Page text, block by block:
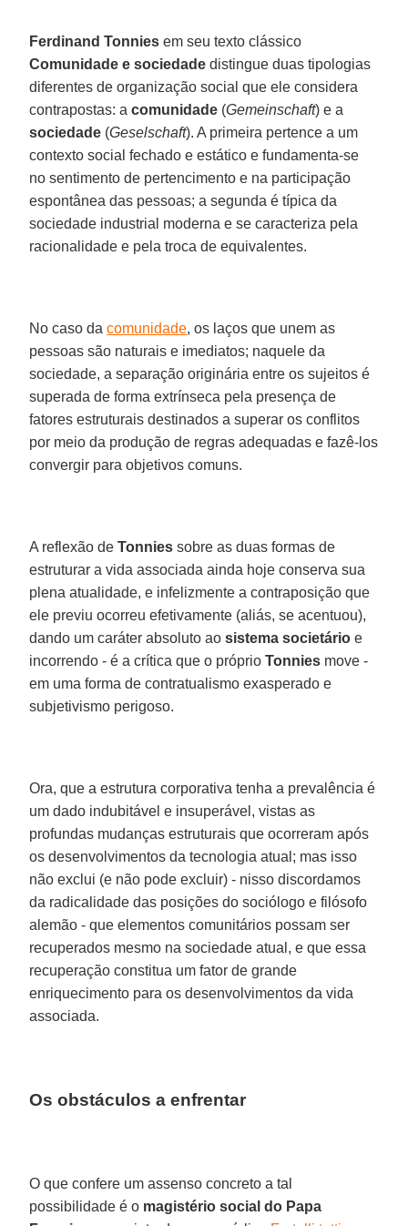
Ferdinand Tonnies em seu texto clássico
Comunidade e sociedade distingue duas tipologias
diferentes de organização social que ele considera
contrapostas: acomunidade (Gemeinschaft) e a
sociedade (Geselschaft). A primeira pertence a um
contexto social fechado e estático e fundamenta-se
no sentimento de pertencimento e na participação
espontânea das pessoas; a segunda é típica da
sociedade industrial moderna e se caracteriza pela
racionalidade e pela troca de equivalentes.
No caso dacomunidade, os laços que unem as
pessoas são naturais e imediatos; naquele da
sociedade, a separação originária entre os sujeitos é
superada de forma extrínseca pela presença de
fatores estruturais destinados a superar os conflitos
por meio da produção de regras adequadas e fazê-los
convergir para objetivos comuns.
A reflexão deTonnies sobre as duas formas de
estruturar a vida associada ainda hoje conserva sua
plena atualidade, e infelizmente a contraposição que
ele previu ocorreu efetivamente (aliás, se acentuou),
dando um caráter absoluto aosistema societário e
incorrendo - é a crítica que o próprioTonnies move -
em uma forma de contratualismo exasperado e
subjetivismo perigoso.
Ora, que a estrutura corporativa tenha a prevalência é
um dado indubitável e insuperável, vistas as
profundas mudanças estruturais que ocorreram após
os desenvolvimentos da tecnologia atual; mas isso
não exclui (e não pode excluir) - nisso discordamos
da radicalidade das posições do sociólogo e filósofo
alemão - que elementos comunitários possam ser
recuperados mesmo na sociedade atual, e que essa
recuperação constitua um fator de grande
enriquecimento para os desenvolvimentos da vida
associada.
Os obstáculos a enfrentar
O que confere um assenso concreto a tal
possibilidade é o magistério social do Papa